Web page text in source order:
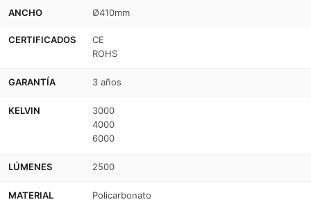
-
Ø40cm
ANCHO Ø410mm
CERTIFICADOS
CE
ROHS
GARANTÍA 3 años
KELVIN
3000
4000
6000
LÚMENES 2500
MATERIAL Policarbonato